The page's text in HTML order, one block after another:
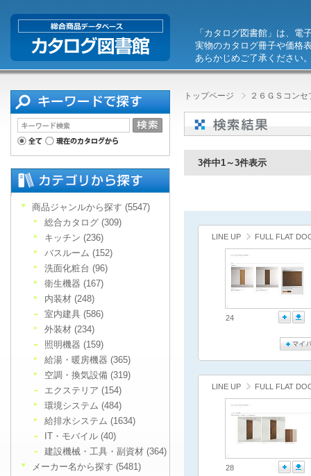
「カタログ図書館」は、電
実物のカタログ冊子や価格
あらかじめご了承ください
トップページ ２６ＧＳコン
3件中1～3件表示
LINE UP FULL FLAT
24
LINE UP FULL FLAT
28
商品ジャンルから探す (5547)
総合カタログ (309)
キッチン (236)
バスルーム (152)
洗面化粧台 (96)
衛生機器 (167)
内装材 (248)
室内建具 (586)
外装材 (234)
照明機器 (159)
給湯・暖房機器 (365)
空調・換気設備 (319)
エクステリア (154)
環境システム (484)
給排水システム (1634)
IT・モバイル (40)
建設機械・工具・副資材 (364)
メーカー名から探す (5481)